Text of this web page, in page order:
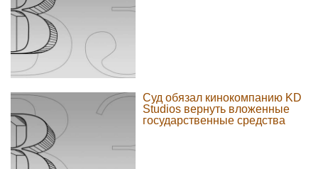
Суд обязал кинокомпанию KD
Studios вернуть вложенные
государственные средства